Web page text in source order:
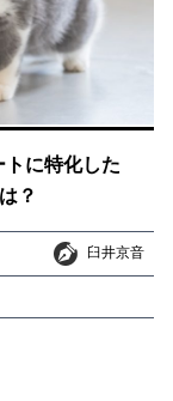
に特化した
？
臼井京音
臼井京音